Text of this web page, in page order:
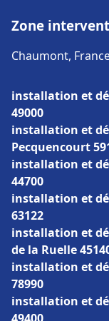
Zone
Chaumont,
installation et
49000
installation et
Pecquencourt
installation et
44700
installation et
63122
installation et
de la Ruelle
installation et
78990
installation et